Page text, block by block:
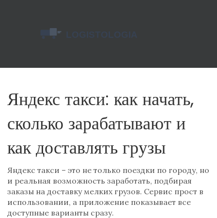
Яндекс такси: как начать,
сколько зарабатывают и
как доставлять грузы
Яндекс такси – это не только поездки по городу, но
и реальная возможность заработать, подбирая
заказы на доставку мелких грузов. Сервис прост в
использовании, а приложение показывает все
доступные варианты сразу.